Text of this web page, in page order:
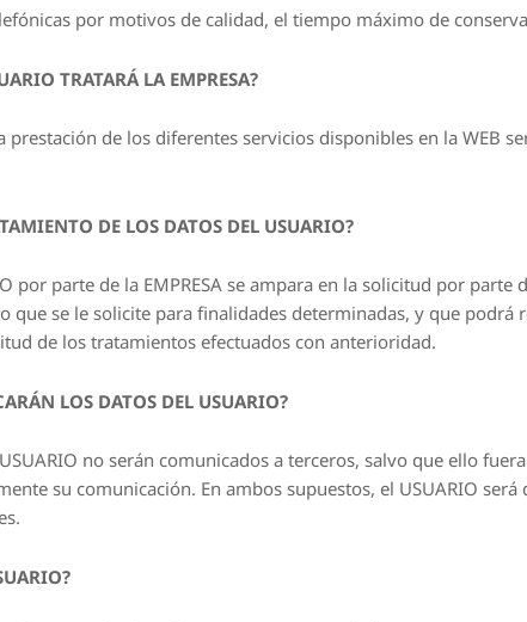
por motivos de calidad, el tiempo máximo de
TRATARÁ LA EMPRESA?
prestación de los diferentes servicios disponibles en la WEB
DE LOS DATOS DEL USUARIO?
por parte de la EMPRESA se ampara en la solicitud por
que se le solicite para finalidades determinadas, y que
de los tratamientos efectuados con anterioridad.
LOS DATOS DEL USUARIO?
no serán comunicados a terceros, salvo que ello
su comunicación. En ambos supuestos, el USUARIO